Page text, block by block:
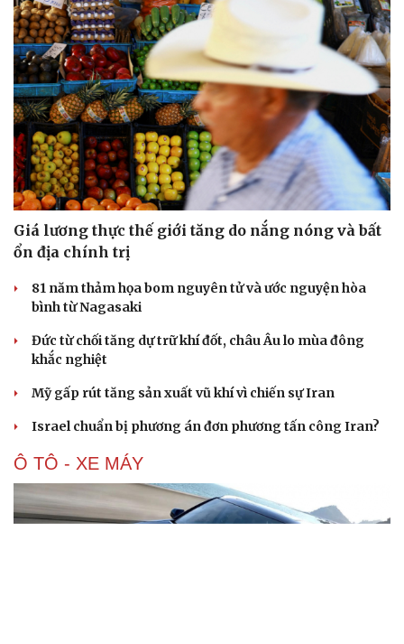
Giá lương thực thế giới tăng do nắng nóng và bất
ổn địa chính trị
81 năm thảm họa bom nguyên tử và ước nguyện hòa
bình từ Nagasaki
Đức từ chối tăng dự trữ khí đốt, châu Âu lo mùa đông
khắc nghiệt
Mỹ gấp rút tăng sản xuất vũ khí vì chiến sự Iran
Israel chuẩn bị phương án đơn phương tấn công Iran?
Ô TÔ - XE MÁY